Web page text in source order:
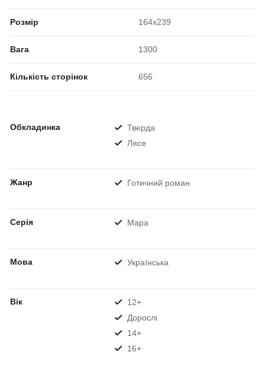
Розмір 164x239
Вага 1300
Кількість сторінок 656
Обкладинка
Тверда
Лясе
Жанр Готичний роман
Серія Мара
Мова Українська
Вік
12+
Дорослі
14+
16+